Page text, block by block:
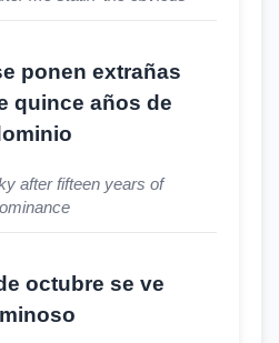
ponen extrañas
quince años de
after fifteen years of
octubre se ve